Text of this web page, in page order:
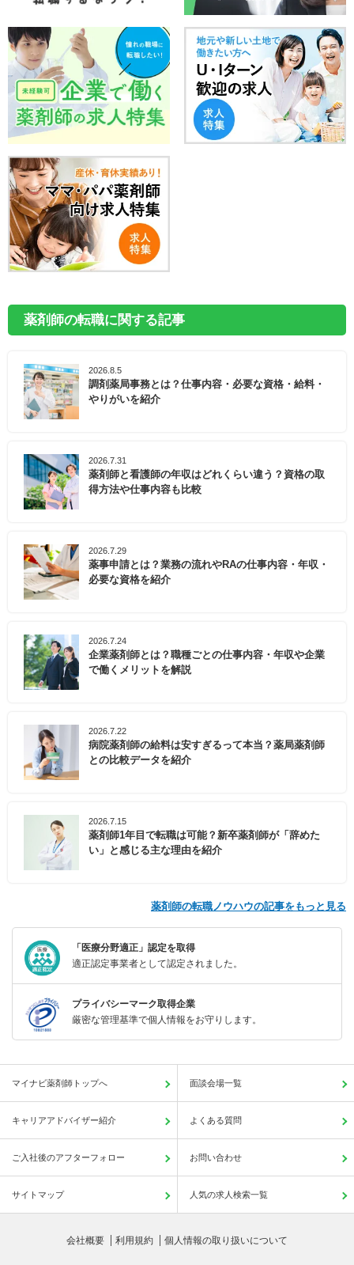
薬剤師の転職に関する記事
2026.8.5
調剤薬局事務とは？仕事内容・必要な資格・給料・
やりがいを紹介
2026.7.31
薬剤師と看護師の年収はどれくらい違う？資格の取
得方法や仕事内容も比較
2026.7.29
薬事申請とは？業務の流れやRAの仕事内容・年収・
必要な資格を紹介
2026.7.24
企業薬剤師とは？職種ごとの仕事内容・年収や企業
で働くメリットを解説
2026.7.22
病院薬剤師の給料は安すぎるって本当？薬局薬剤師
との比較データを紹介
2026.7.15
薬剤師1年目で転職は可能？新卒薬剤師が「辞めた
い」と感じる主な理由を紹介
薬剤師の転職ノウハウの記事をもっと見る
「医療分野適正」認定を取得
適正認定事業者として認定されました。
プライバシーマーク取得企業
厳密な管理基準で個人情報をお守りします。
マイナビ薬剤師トップへ 面談会場一覧
キャリアアドバイザー紹介 よくある質問
ご入社後のアフターフォロー お問い合わせ
サイトマップ 人気の求人検索一覧
会社概要 利用規約 個人情報の取り扱いについて